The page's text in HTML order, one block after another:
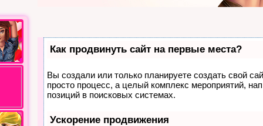
Как продвинуть сайт на первые места?
Вы создали или только планируете создать свой
просто процесс, а целый комплекс мероприятий,
позиций в поисковых системах.
Ускорение продвижения